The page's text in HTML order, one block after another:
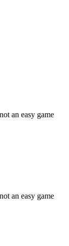
an easy game
an easy game